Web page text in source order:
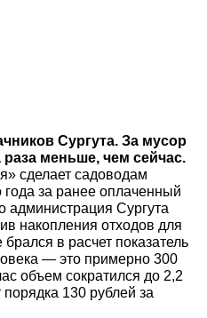
Сургута. За мусор
меньше, чем сейчас.
сделает садоводам
года за ранее оплаченный
администрация Сургута
накопления отходов для
в расчет показатель
— это примерно 300
объем сократился до 2,2
порядка 130 рублей за